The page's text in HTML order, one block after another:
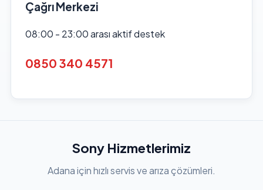
Çağrı Merkezi
08:00 - 23:00 arası aktif destek
0850 340 4571
Sony Hizmetlerimiz
Adana için hızlı servis ve arıza çözümleri.